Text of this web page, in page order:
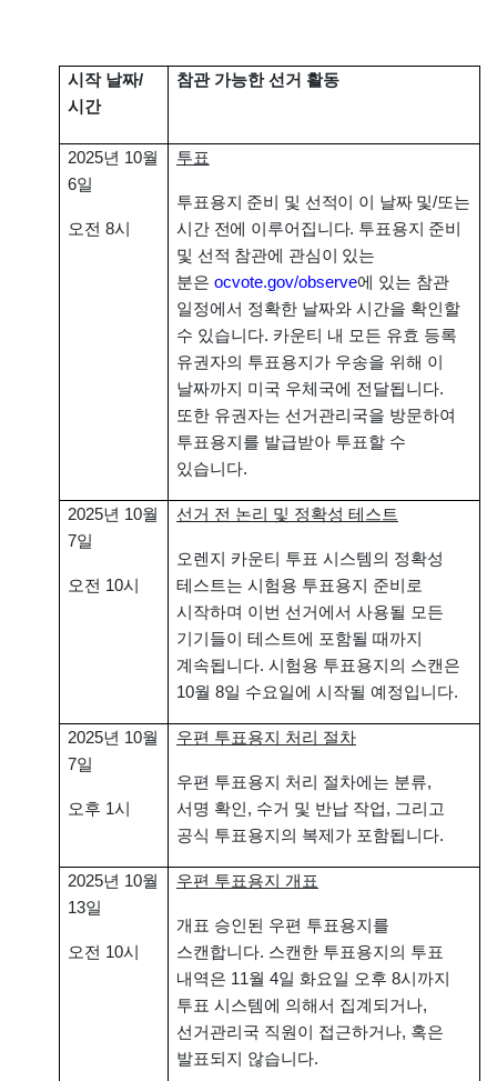
시작 날짜/
시간
참관 가능한 선거 활동
2025년 10월
6일
오전 8시
투표
투표용지 준비 및 선적이 이 날짜 및/또는
시간 전에 이루어집니다. 투표용지 준비
및 선적 참관에 관심이 있는
분은 ocvote.gov/observe에 있는 참관
일정에서 정확한 날짜와 시간을 확인할
수 있습니다. 카운티 내 모든 유효 등록
유권자의 투표용지가 우송을 위해 이
날짜까지 미국 우체국에 전달됩니다.
또한 유권자는 선거관리국을 방문하여
투표용지를 발급받아 투표할 수
있습니다.
2025년 10월
7일
오전 10시
선거 전 논리 및 정확성 테스트
오렌지 카운티 투표 시스템의 정확성
테스트는 시험용 투표용지 준비로
시작하며 이번 선거에서 사용될 모든
기기들이 테스트에 포함될 때까지
계속됩니다. 시험용 투표용지의 스캔은
10월 8일 수요일에 시작될 예정입니다.
2025년 10월
7일
오후 1시
우편 투표용지 처리 절차
우편 투표용지 처리 절차에는 분류,
서명 확인, 수거 및 반납 작업, 그리고
공식 투표용지의 복제가 포함됩니다.
2025년 10월
13일
오전 10시
우편 투표용지 개표
개표 승인된 우편 투표용지를
스캔합니다. 스캔한 투표용지의 투표
내역은 11월 4일 화요일 오후 8시까지
투표 시스템에 의해서 집계되거나,
선거관리국 직원이 접근하거나, 혹은
발표되지 않습니다.